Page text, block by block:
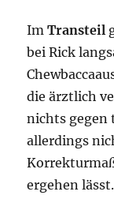
ImTransteil
bei Rick
die ärztlich
nichts gegen
allerdings
ergehen lässt.